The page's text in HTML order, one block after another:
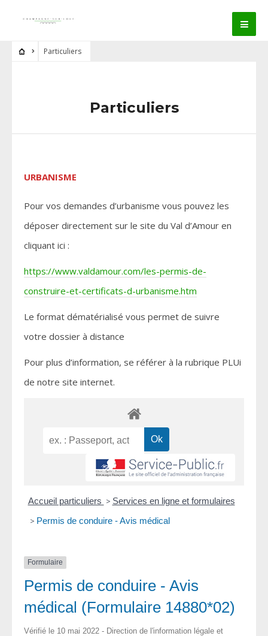
Particuliers
Particuliers
URBANISME
Pour vos demandes d’urbanisme vous pouvez les
déposer directement sur le site du Val d’Amour en
cliquant ici :
https://www.valdamour.com/les-permis-de-
construire-et-certificats-d-urbanisme.htm
Le format dématérialisé vous permet de suivre
votre dossier à distance
Pour plus d’information, se référer à la rubrique PLUi
de notre site internet.
Accueil particuliers > Services en ligne et formulaires
> Permis de conduire - Avis médical
Formulaire
Permis de conduire - Avis
médical (Formulaire 14880*02)
Vérifié le 10 mai 2022 - Direction de l'information légale et